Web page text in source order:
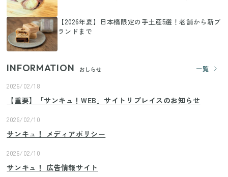
【2026年夏】日本橋限定の手土産5選！老舗から新ブ
ランドまで
INFORMATION おしらせ
一覧
2026/02/18
【重要】「サンキュ！WEB」サイトリプレイスのお知らせ
2026/02/10
サンキュ！ メディアポリシー
2026/02/10
サンキュ！ 広告情報サイト